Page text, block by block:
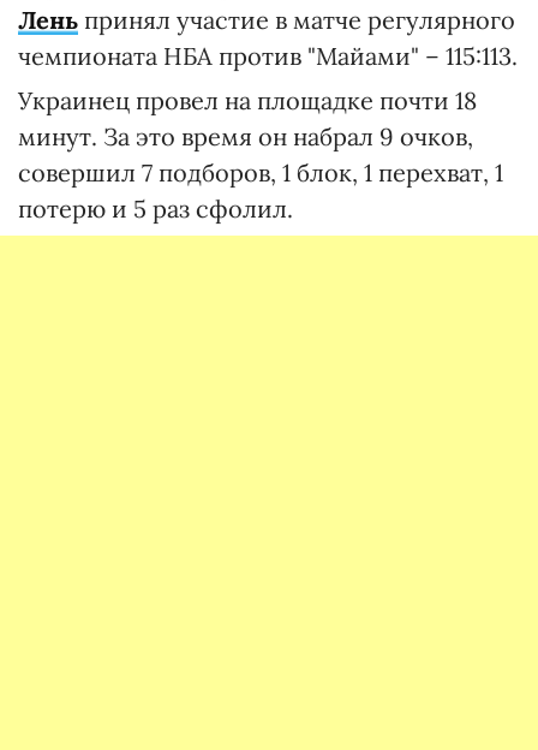
Лень принял участие в матче регулярного
чемпионата НБА против "Майами" – 115:113.
Украинец провел на площадке почти 18
минут. За это время он набрал 9 очков,
совершил 7 подборов, 1 блок, 1 перехват, 1
потерю и 5 раз сфолил.